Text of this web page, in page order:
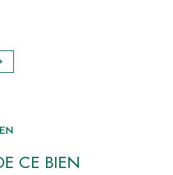
CE BIEN